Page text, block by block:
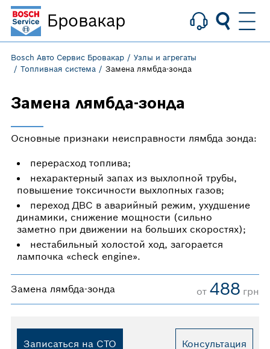
Bosch Авто Сервис Бровакар
Узлы и агрегаты
Топливная система
Замена лямбда-зонда
Замена лямбда-зонда
Основные признаки неисправности лямбда зонда:
перерасход топлива;
нехарактерный запах из выхлопной трубы,
повышение токсичности выхлопных газов;
переход ДВС в аварийный режим, ухудшение
динамики, снижение мощности (сильно
заметно при движении на больших скоростях);
нестабильный холостой ход, загорается
лампочка «check engine».
Замена лямбда-зонда от 488 грн
Записаться на СТО Консультация
Бровакар